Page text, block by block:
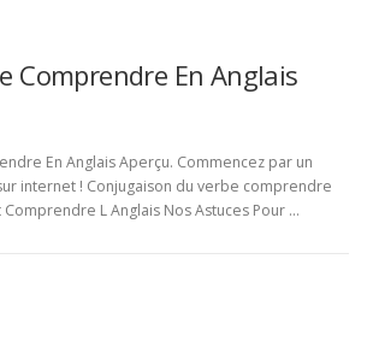
Comprendre En Anglais
En Anglais Aperçu. Commencez par un
internet ! Conjugaison du verbe comprendre
L Anglais Nos Astuces Pour …